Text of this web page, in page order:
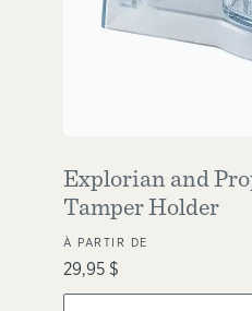
Explorian and
Tamper Holder
À PARTIR DE
29,95 $